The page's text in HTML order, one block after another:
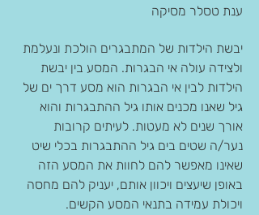
ענת טסלר מסיקה
יבשת הילדות של המתבגרים הולכת ונעלמת
ולצידה עולה אי הבגרות. המסע בין יבשת
הילדות לבין אי הבגרות הוא מסע דרך ים של
גיל שאנו מכנים אותו גיל ההתבגרות והוא
אורך שנים לא מעטות. לעיתים קרובות
נער/ה שטים בים גיל ההתבגרות בכלי שיט
שאינו מאפשר להם לחוות את המסע הזה
באופן שיעצים ויכוון אותם, יעניק להם מחסה
ויכולת עמידה בתנאי המסע הקשים.